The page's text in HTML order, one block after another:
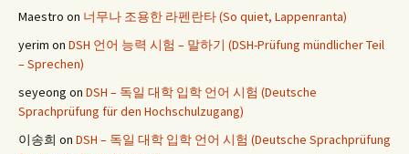
Maestro on 너무나 조용한 라펜란타 (So quiet, Lappenranta)
yerim on DSH 언어 능력 시험 – 말하기 (DSH-Prüfung mündlicher Teil
– Sprechen)
seyeong on DSH – 독일 대학 입학 언어 시험 (Deutsche
Sprachprüfung für den Hochschulzugang)
이송희 on DSH – 독일 대학 입학 언어 시험 (Deutsche Sprachprüfung